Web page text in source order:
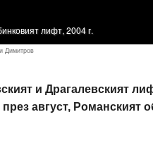
лифт, 2004 г.
Димитров
и Драгалевският
през август, Романският